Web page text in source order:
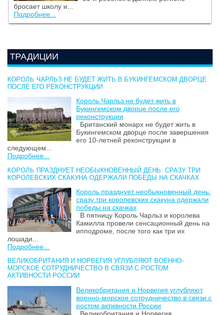
бросает школу и...
Подробнее...
ТРАДИЦИИ
КОРОЛЬ ЧАРЛЬЗ НЕ БУДЕТ ЖИТЬ В БУКИНГЕМСКОМ ДВОРЦЕ
ПОСЛЕ ЕГО РЕКОНСТРУКЦИИ
Король Чарльз не будет жить в
Букингемском дворце после его
реконструкции
Британский монарх не будет жить в
Букингемском дворце после завершения
его 10-летней реконструкции в
следующем...
Подробнее...
КОРОЛЬ ПРАЗДНУЕТ НЕОБЫКНОВЕННЫЙ ДЕНЬ: СРАЗУ ТРИ
КОРОЛЕВСКИХ СКАКУНА ОДЕРЖАЛИ ПОБЕДЫ НА СКАЧКАХ
Король празднует необыкновенный день:
сразу три королевских скакуна одержали
победы на скачках
В пятницу Король Чарльз и королева
Камилла провели сенсационный день на
ипподроме, после того как три их
лошади...
Подробнее...
ВЕЛИКОБРИТАНИЯ И НОРВЕГИЯ УГЛУБЛЯЮТ ВОЕННО-
МОРСКОЕ СОТРУДНИЧЕСТВО В СВЯЗИ С РОСТОМ
АКТИВНОСТИ РОССИИ
Великобритания и Норвегия углубляют
военно-морское сотрудничество в связи с
ростом активности России
Великобритания и Норвегия